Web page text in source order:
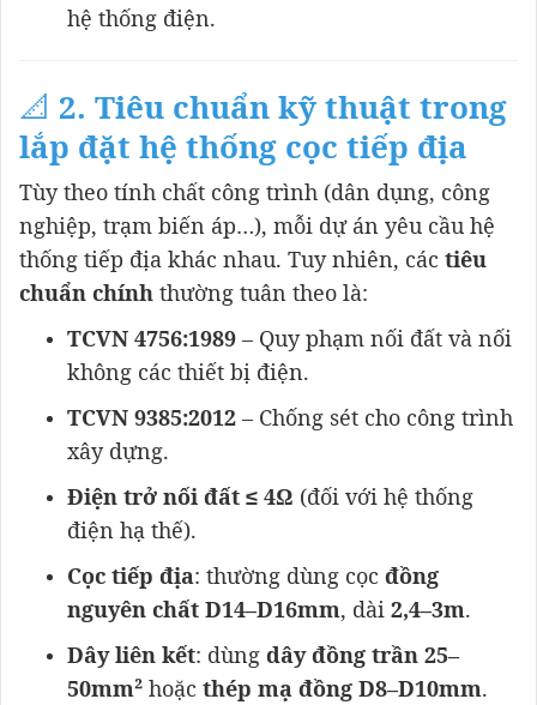
hệ thống điện.
📐 2. Tiêu chuẩn kỹ thuật trong
lắp đặt hệ thống cọc tiếp địa
Tùy theo tính chất công trình (dân dụng, công
nghiệp, trạm biến áp…), mỗi dự án yêu cầu hệ
thống tiếp địa khác nhau. Tuy nhiên, các tiêu
chuẩn chính thường tuân theo là:
TCVN 4756:1989 – Quy phạm nối đất và nối
không các thiết bị điện.
TCVN 9385:2012 – Chống sét cho công trình
xây dựng.
Điện trở nối đất ≤ 4Ω (đối với hệ thống
điện hạ thế).
Cọc tiếp địa: thường dùng cọc đồng
nguyên chất D14–D16mm, dài 2,4–3m.
Dây liên kết: dùng dây đồng trần 25–
50mm² hoặc thép mạ đồng D8–D10mm.